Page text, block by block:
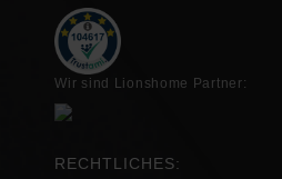
Wir sind Lionshome Partner:
RECHTLICHES: